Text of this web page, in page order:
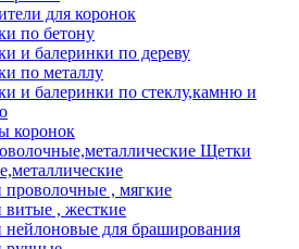
для коронок
по бетону
и балеринки по дереву
по металлу
и балеринки по стеклу,камню и
коронок
Щетки
, мягкие
, жесткие
для браширования